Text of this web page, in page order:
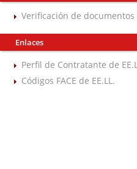
Verificación de documentos
Enlaces
Perfil de Contratante de
Códigos FACE de EE.LL.